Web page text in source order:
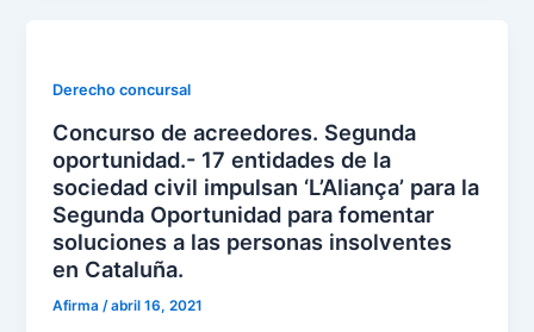
Derecho concursal
Concurso de acreedores. Segunda
oportunidad.- 17 entidades de la
sociedad civil impulsan ‘L’Aliança’ para la
Segunda Oportunidad para fomentar
soluciones a las personas insolventes
en Cataluña.
Afirma /abril 16, 2021